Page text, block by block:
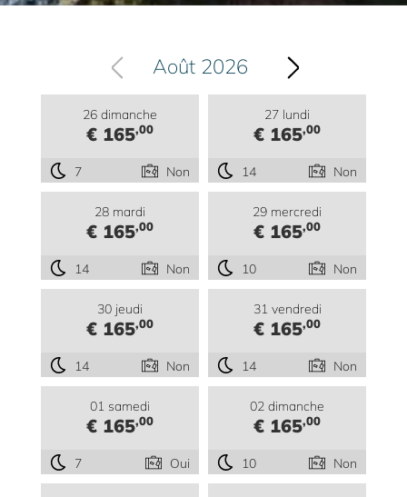
Août 2026
26 dimanche
€ 165,00
7 Non
27 lundi
€ 165,00
14 Non
28 mardi
€ 165,00
14 Non
29 mercredi
€ 165,00
10 Non
30 jeudi
€ 165,00
14 Non
31 vendredi
€ 165,00
14 Non
01 samedi
€ 165,00
7 Oui
02 dimanche
€ 165,00
10 Non